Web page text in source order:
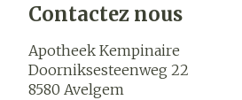
Contactez nous
Apotheek Kempinaire
Doorniksesteenweg 22
8580 Avelgem